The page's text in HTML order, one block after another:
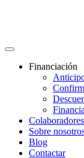
Financiación
Colaboradores
Sobre
Blog
Contactar